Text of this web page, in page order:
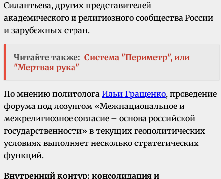
Силантьева, других представителей
академического и религиозного сообщества России
и зарубежных стран.
Читайте также: Система "Периметр", или
"Мертвая рука"
По мнению политолога Ильи Гращенко, проведение
форума под лозунгом «Межнациональное и
межрелигиозное согласие – основа российской
государственности» в текущих геополитических
условиях выполняет несколько стратегических
функций.
Внутренний контур: консолидация и